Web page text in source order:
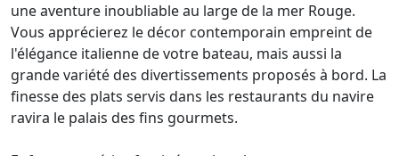
une aventure inoubliable au large de la mer Rouge.
Vous apprécierez le décor contemporain empreint de
l'élégance italienne de votre bateau, mais aussi la
grande variété des divertissements proposés à bord. La
finesse des plats servis dans les restaurants du navire
ravira le palais des fins gourmets.